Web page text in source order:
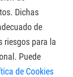
Dichas
de
riesgos para la
Puede
de Cookies